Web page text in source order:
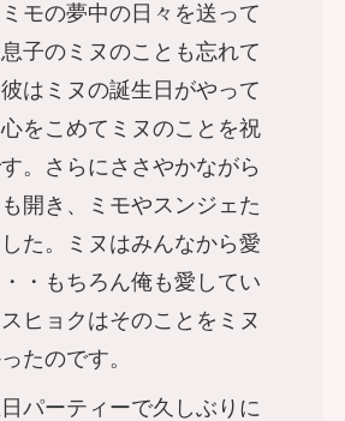
モの夢中の日々を送って
子のミヌのことも忘れて
はミヌの誕生日がやって
をこめてミヌのことを祝
。さらにささやかながら
開き、ミモやスンジェた
た。ミヌはみんなから愛
・もちろん俺も愛してい
ヒョクはそのことをミヌ
たのです。
パーティーで久しぶりに